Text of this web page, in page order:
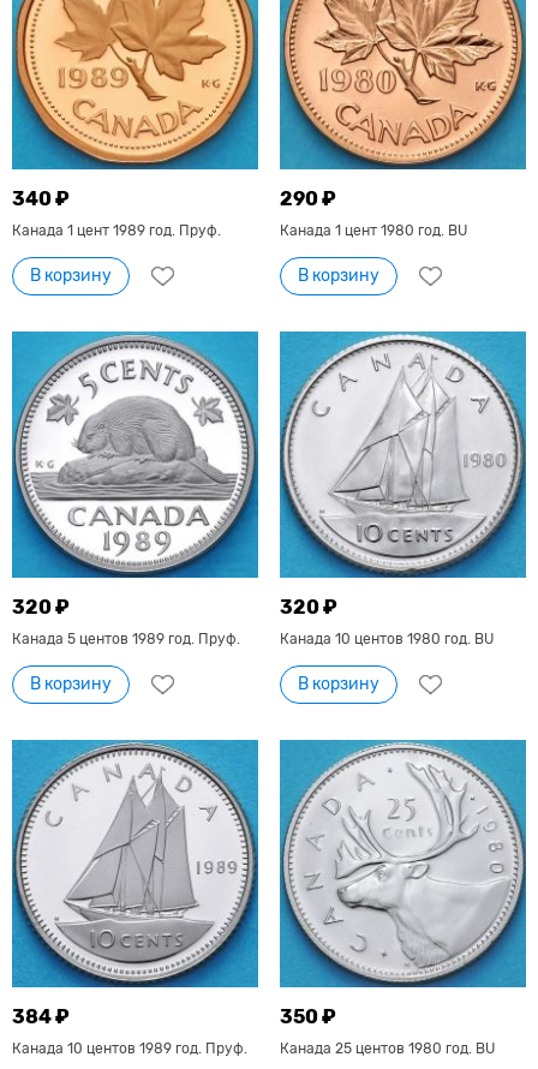
340 ₽
Канада 1 цент 1989 год. Пруф.
В корзину
290 ₽
Канада 1 цент 1980 год. BU
В корзину
320 ₽
Канада 5 центов 1989 год. Пруф.
В корзину
320 ₽
Канада 10 центов 1980 год. BU
В корзину
384 ₽
Канада 10 центов 1989 год. Пруф.
350 ₽
Канада 25 центов 1980 год. BU